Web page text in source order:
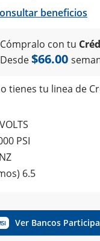
beneficios
Cómpralo con tu
Desde$66.00
tienes tu linea de
PSI
6.5
Ver Bancos